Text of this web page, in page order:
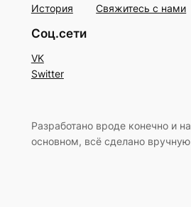
История
Свяжитесь с нами
Соц.сети
VK
Switter
Разработано вроде конечно и на
основном, всё сделано вручную